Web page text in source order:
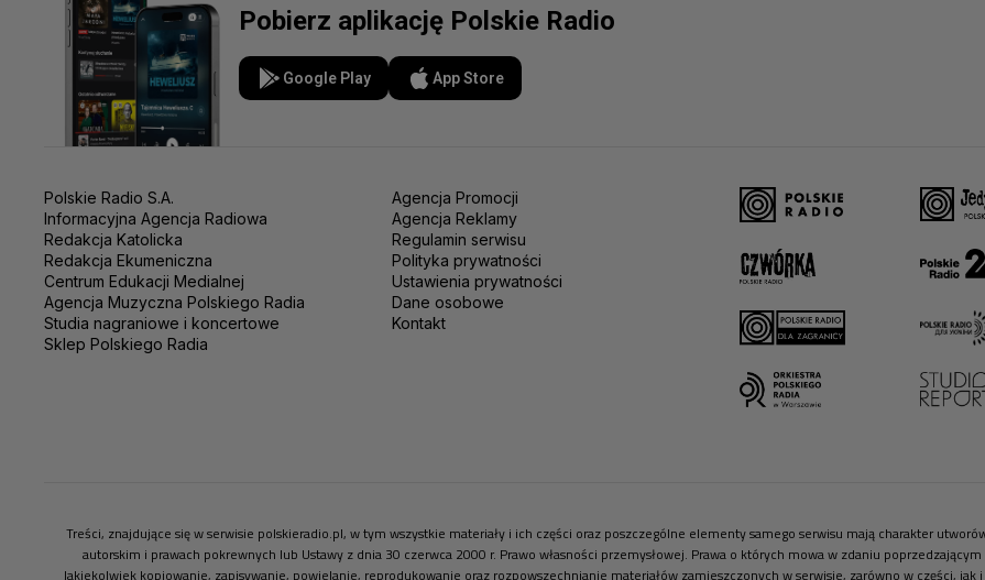
Pobierz aplikację Polskie Radio
Google Play App Store
Polskie Radio S.A.
Informacyjna Agencja Radiowa
Redakcja Katolicka
Redakcja Ekumeniczna
Centrum Edukacji Medialnej
Agencja Muzyczna Polskiego Radia
Studia nagraniowe i koncertowe
Sklep Polskiego Radia
Agencja Promocji
Agencja Reklamy
Regulamin serwisu
Polityka prywatności
Ustawienia prywatności
Dane osobowe
Kontakt
Treści, znajdujące się w serwisie polskieradio.pl, w tym wszystkie materiały i ich części oraz poszczególne elementy samego serwisu mają charakter
autorskim i prawach pokrewnych lub Ustawy z dnia 30 czerwca 2000 r. Prawo własności przemysłowej. Prawa o których mowa w zdaniu
Jakiekolwiek kopiowanie, zapisywanie, powielanie, reprodukowanie oraz rozpowszechnianie materiałów zamieszczonych w serwisie, zarówno w części,